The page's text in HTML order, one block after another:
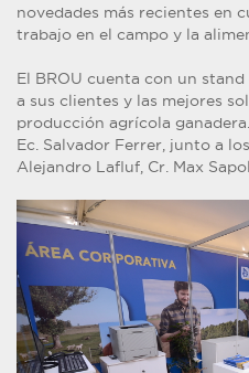
novedades más recientes en
trabajo en el campo y la
El BROU cuenta con un
a sus clientes y las mejores
producción agrícola
Ec. Salvador Ferrer, junto a
Alejandro Lafluf, Cr. Max